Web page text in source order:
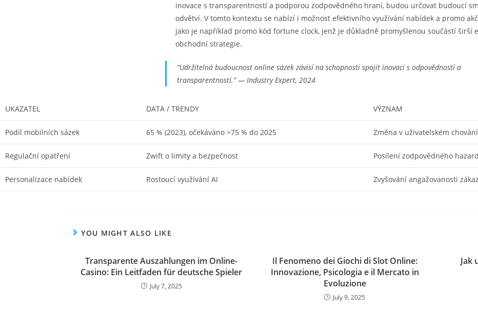
inovace s transparentností a podporou zodpovědného hraní, budou určovat budoucí
odvětví. V tomto kontextu se nabízí i možnost efektivního využívání nabídek a promo
jako je například promo kód fortune clock, jenž je důkladně promyšlenou součástí širší
obchodní strategie.
“Udržitelná budoucnost online sázek závisí na schopnosti spojit inovaci s odpovědností a
transparentností.” — Industry Expert, 2024
UKAZATEL DATA / TRENDY VÝZNAM
Podíl mobilních sázek 65 % (2023), očekáváno >75 % do 2025 Změna v uživatelském
Regulační opatření Zwift o limity a bezpečnost Posílení zodpovědného
Personalizace nabídek Rostoucí využívání AI Zvyšování angažovanosti
YOU MIGHT ALSO LIKE
Transparente Auszahlungen im Online-
Casino: Ein Leitfaden für deutsche Spieler
July 7, 2025
Il Fenomeno dei Giochi di Slot Online:
Innovazione, Psicologia e il Mercato in
Evoluzione
July 9, 2025
Jak